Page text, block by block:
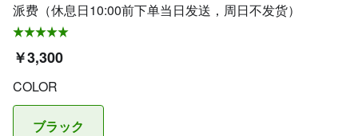
派费（休息日10:00前下单当日发送，周日不发货）
￥3,300
COLOR
ブラック